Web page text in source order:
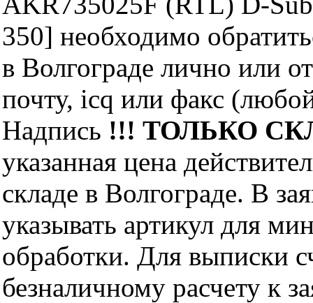
350] необходимо
в Волгограде лично или
почту, icq или факс
Надпись !!! ТОЛЬКО
указанная цена
складе в Волгограде. В
указывать артикул для
обработки. Для выписки
безналичному расчету к